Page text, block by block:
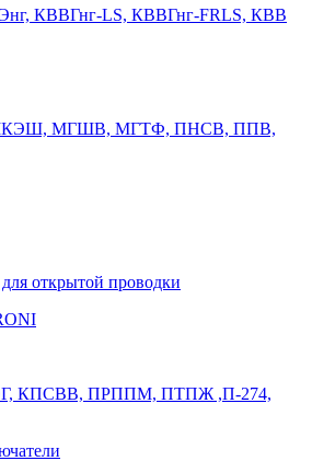
КВВГнг-LS, КВВГнг-FRLS, КВВ
МГШВ, МГТФ, ПНСВ, ППВ,
открытой проводки
КПСВВ, ПРППМ, ПТПЖ ,П-274,